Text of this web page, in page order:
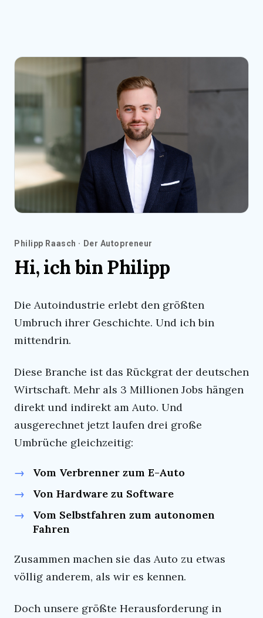
Philipp Raasch · Der Autopreneur
Hi, ich bin Philipp
Die Autoindustrie erlebt den größten
Umbruch ihrer Geschichte. Und ich bin
mittendrin.
Diese Branche ist das Rückgrat der deutschen
Wirtschaft. Mehr als 3 Millionen Jobs hängen
direkt und indirekt am Auto. Und
ausgerechnet jetzt laufen drei große
Umbrüche gleichzeitig:
Vom Verbrenner zum E-Auto
Von Hardware zu Software
Vom Selbstfahren zum autonomen
Fahren
Zusammen machen sie das Auto zu etwas
völlig anderem, als wir es kennen.
Doch unsere größte Herausforderung in